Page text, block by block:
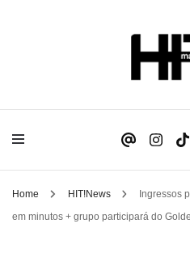
Home HIT!News
Ingressos
em minutos + grupo participará do